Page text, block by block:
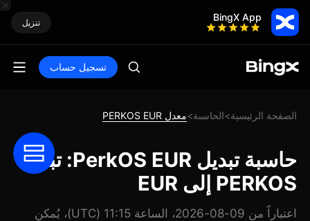
BingX App تنزيل
تسجيل حساب
الصفحة الرئيسية>الحاسبة>معدل PERKOS EUR
حاسبة تبديل PerkOS EUR: تبديل
PERKOS إلى EUR
اعتباراً من 09-08-2026، الساعة 11:15 (UTC)، يُمكن